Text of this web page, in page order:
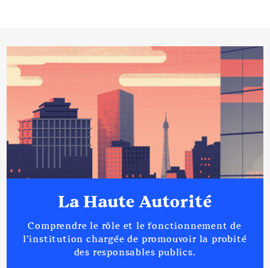
La Haute Autorité
Comprendre le rôle et le fonctionnement de
l’institution chargée de promouvoir la probité
des responsables publics.